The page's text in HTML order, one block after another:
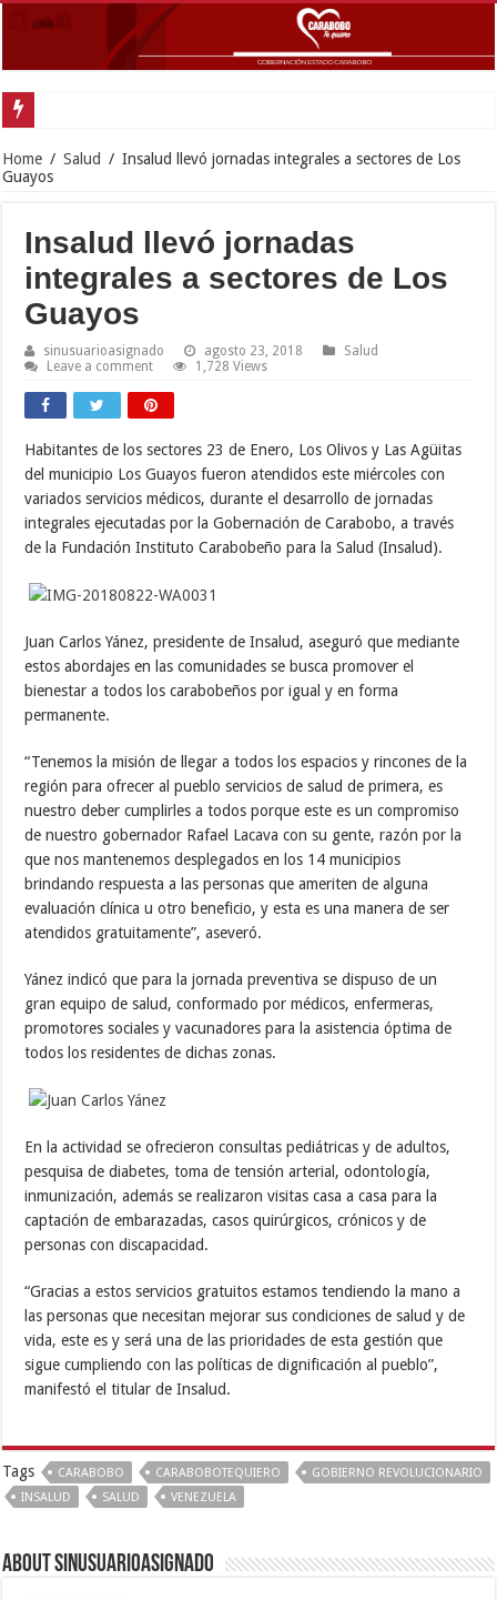
Home / Salud / Insalud llevó jornadas integrales a sectores de Los
Guayos
Insalud llevó jornadas
integrales a sectores de Los
Guayos
sinusuarioasignado agosto 23, 2018
Salud
Leave a comment
1,728 Views
Habitantes de los sectores 23 de Enero, Los Olivos y Las Agüitas
del municipio Los Guayos fueron atendidos este miércoles con
variados servicios médicos, durante el desarrollo de jornadas
integrales ejecutadas por la Gobernación de Carabobo, a través
de la Fundación Instituto Carabobeño para la Salud (Insalud).
Juan Carlos Yánez, presidente de Insalud, aseguró que mediante
estos abordajes en las comunidades se busca promover el
bienestar a todos los carabobeños por igual y en forma
permanente.
“Tenemos la misión de llegar a todos los espacios y rincones de la
región para ofrecer al pueblo servicios de salud de primera, es
nuestro deber cumplirles a todos porque este es un compromiso
de nuestro gobernador Rafael Lacava con su gente, razón por la
que nos mantenemos desplegados en los 14 municipios
brindando respuesta a las personas que ameriten de alguna
evaluación clínica u otro beneficio, y esta es una manera de ser
atendidos gratuitamente”, aseveró.
Yánez indicó que para la jornada preventiva se dispuso de un
gran equipo de salud, conformado por médicos, enfermeras,
promotores sociales y vacunadores para la asistencia óptima de
todos los residentes de dichas zonas.
En la actividad se ofrecieron consultas pediátricas y de adultos,
pesquisa de diabetes, toma de tensión arterial, odontología,
inmunización, además se realizaron visitas casa a casa para la
captación de embarazadas, casos quirúrgicos, crónicos y de
personas con discapacidad.
“Gracias a estos servicios gratuitos estamos tendiendo la mano a
las personas que necesitan mejorar sus condiciones de salud y de
vida, este es y será una de las prioridades de esta gestión que
sigue cumpliendo con las políticas de dignificación al pueblo”,
manifestó el titular de Insalud.
Tags CARABOBO CARABOBOTEQUIERO
GOBIERNO REVOLUCIONARIO
INSALUD
SALUD VENEZUELA
About sinusuarioasignado